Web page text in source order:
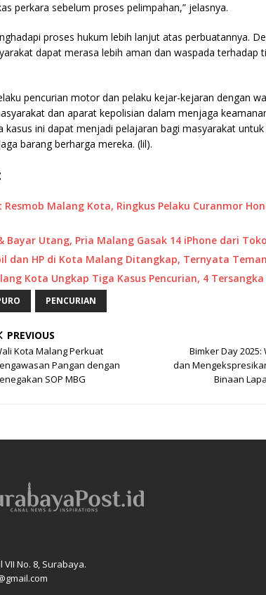
perkara sebelum proses pelimpahan,” jelasnya.
proses hukum lebih lanjut atas perbuatannya.
dapat merasa lebih aman dan waspada terhadap
pencurian motor dan pelaku kejar-kejaran dengan
dan aparat kepolisian dalam menjaga
kasus ini dapat menjadi pelajaran bagi masyarakat
barang berharga mereka. (lil).
Resmob Malang Kota, Ringkus Pelaku Curanmor
Bayar Utang, Pria Malang Gasak 14 iPhone dari
dan HP di Kota Malang Ditangkap, Ternyata
Kota Ungkap Tiga Kasus Pencurian, 4
PENCURIAN
PREVIOUS
Kota Malang Perkuat
Pangan dengan
SOP MBG
Bimker Day
dan
Binaan
VII No. 8, Surabaya.